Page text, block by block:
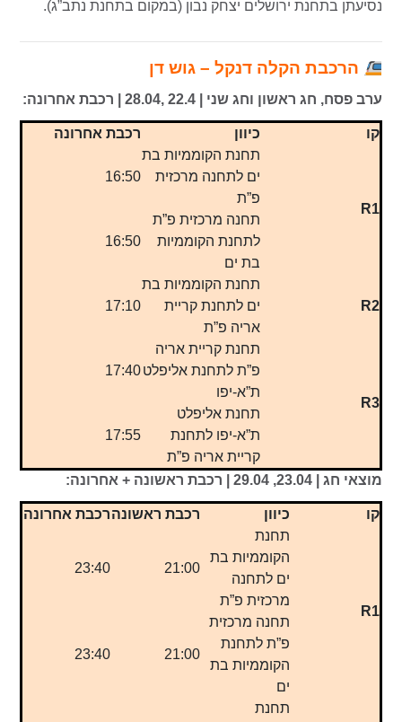
נסיעתן בתחנת ירושלים יצחק נבון (במקום בתחנת נתב”ג).
הרכבת הקלה דנקל – גוש דן
ערב פסח, חג ראשון וחג שני | 22.4 ,28.04 | רכבת אחרונה:
קו כיוון רכבת אחרונה
R1
תחנת הקוממיות בת
ים לתחנה מרכזית
פ”ת
16:50
תחנה מרכזית פ”ת
לתחנת הקוממיות
בת ים
16:50
R2
תחנת הקוממיות בת
ים לתחנת קריית
אריה פ”ת
17:10
R3
תחנת קריית אריה
פ”ת לתחנת אליפלט
ת”א-יפו
17:40
תחנת אליפלט
ת”א-יפו לתחנת
קריית אריה פ”ת
17:55
מוצאי חג | 23.04, 29.04 | רכבת ראשונה + אחרונה:
קו כיוון רכבת ראשונהרכבת אחרונה
R1
תחנת
הקוממיות בת
ים לתחנה
מרכזית פ”ת
21:00
23:40
תחנה מרכזית
פ”ת לתחנת
הקוממיות בת
ים
21:00
23:40
תחנת